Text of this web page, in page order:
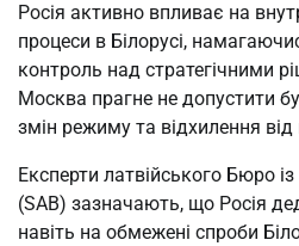
Росія активно впливає на
процеси в Білорусі,
контроль над стратегічними
Москва прагне не допустити
змін режиму та відхилення від
Експерти латвійського Бюро із
(SAB) зазначають, що Росія
навіть на обмежені спроби